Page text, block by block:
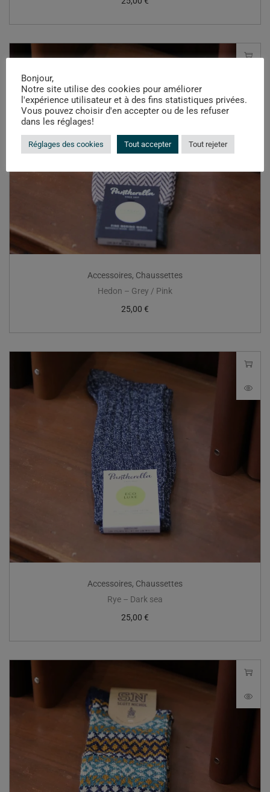
Accessoires, Chaussettes
Hedon – Grey / Pink
25,00 €
Accessoires, Chaussettes
Rye – Dark sea
25,00 €
Bonjour,
Notre site utilise des cookies pour améliorer
l'expérience utilisateur et à des fins statistiques privées.
Vous pouvez choisir d'en accepter ou de les refuser
dans les réglages!
Réglages des cookies Tout accepter Tout rejeter